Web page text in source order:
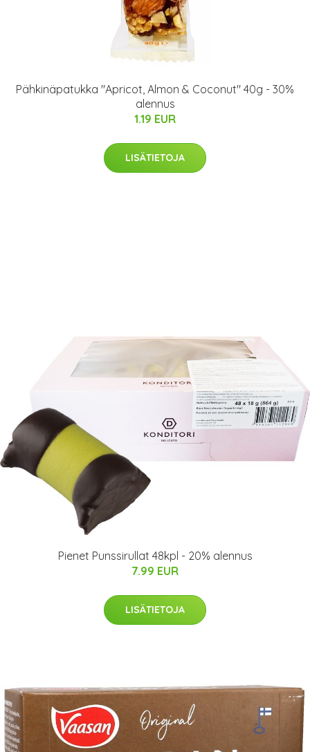
Pähkinäpatukka "Apricot, Almon & Coconut" 40g - 30%
alennus
1.19 EUR
LISÄTIETOJA
Pienet Punssirullat 48kpl - 20% alennus
7.99 EUR
LISÄTIETOJA